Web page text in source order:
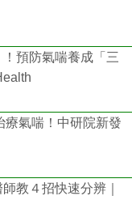
！預防氣喘養成「三
療氣喘！中研院新發
教４招快速分辨｜